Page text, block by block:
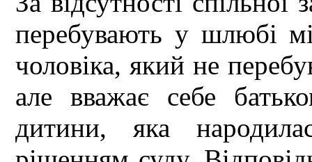
перебувають у шлюбі
чоловіка, який не
але вважає себе
дитини, яка